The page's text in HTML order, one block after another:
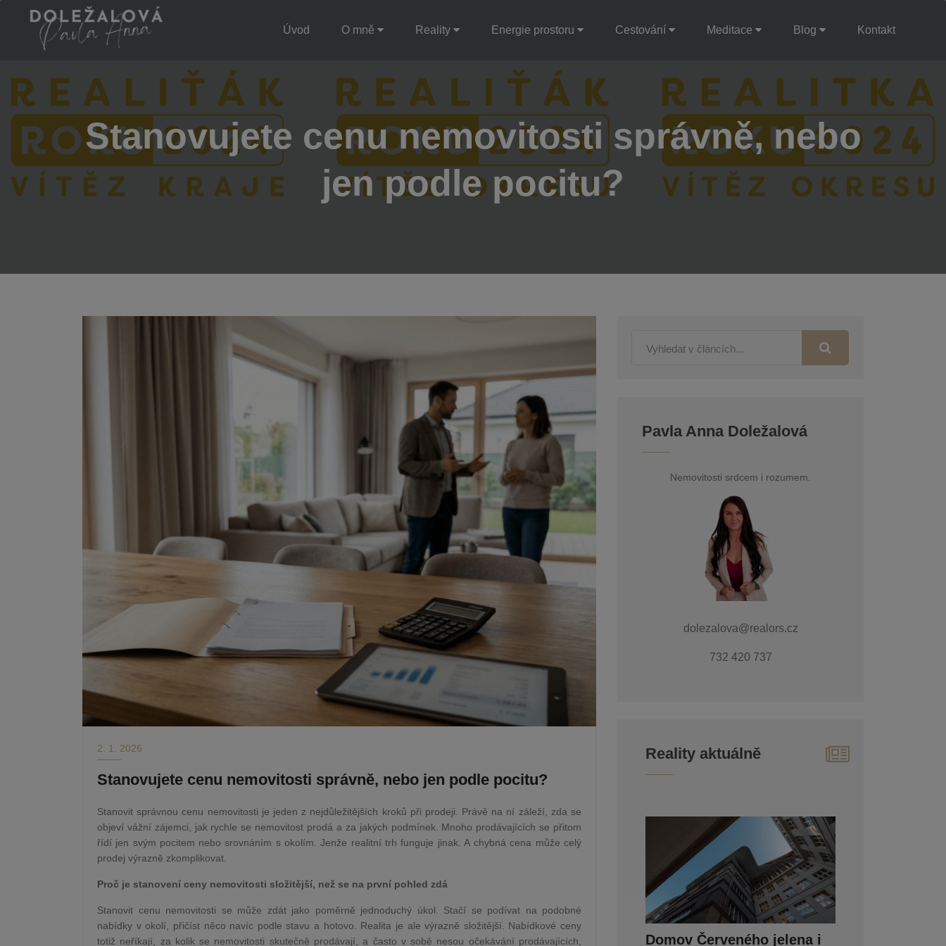
Úvod O mně Reality Energie prostoru Cestování Meditace Blog Kontakt
Stanovujete cenu nemovitosti správně, nebo
jen podle pocitu?
2. 1. 2026
Stanovujete cenu nemovitosti správně, nebo jen podle pocitu?
Stanovit správnou cenu nemovitosti je jeden z nejdůležitějších kroků při prodeji. Právě na ní záleží, zda se
objeví vážní zájemci, jak rychle se nemovitost prodá a za jakých podmínek. Mnoho prodávajících se přitom
řídí jen svým pocitem nebo srovnáním s okolím. Jenže realitní trh funguje jinak. A chybná cena může celý
prodej výrazně zkomplikovat.
Proč je stanovení ceny nemovitosti složitější, než se na první pohled zdá
Stanovit cenu nemovitosti se může zdát jako poměrně jednoduchý úkol. Stačí se podívat na podobné
nabídky v okolí, přičíst něco navíc podle stavu a hotovo. Realita je ale výrazně složitější. Nabídkové ceny
totiž neříkají, za kolik se nemovitosti skutečně prodávají, a často v sobě nesou očekávání prodávajících,
Pavla Anna Doležalová
Nemovitosti srdcem i rozumem.
dolezalova@realors.cz
732 420 737
Reality aktuálně
Domov Červeného jelena i